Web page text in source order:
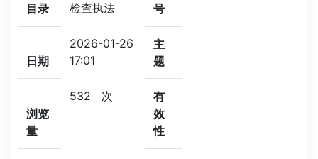
目录
检查执法
号
日期
2026-01-26
17:01
主
题
浏览
量
532 次
有
效
性